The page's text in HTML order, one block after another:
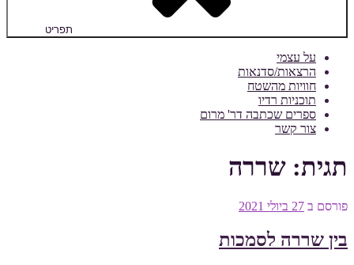
תפריט
על עצמי
הרצאות/סדנאות
חוויות מהשטח
תוכניות רדיו
ספרים שכתבה דר' מרום
צור קשר
תגית: שררה
פורסם ב 27 ביולי 2021
בין שררה לסמכות